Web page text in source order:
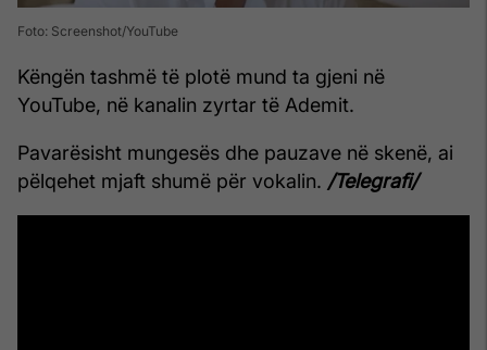
Foto: Screenshot/YouTube
Këngën tashmë të plotë mund ta gjeni në
YouTube, në kanalin zyrtar të Ademit.
Pavarësisht mungesës dhe pauzave në skenë, ai
pëlqehet mjaft shumë për vokalin. /Telegrafi/